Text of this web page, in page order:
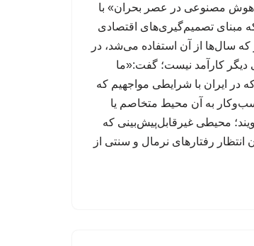
مصنوعی در عصر بحران» با
مبنای تصمیم‌گیری‌های اقتصادی
سال‌ها از آن استفاده می‌شد، در
دیگر کارآمد نیست؛ گفت:«ما
در ایران با شرایطی مواجهیم که
به آن محیط متخاصم یا
محیطی غیرقابل‌پیش‌بینی که
انتظار رفتارهای نرمال و سنتی از